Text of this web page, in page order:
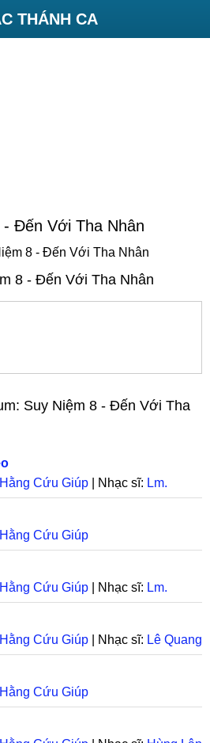
THÁNH CA
- Đến Với Tha Nhân
8 - Đến Với Tha Nhân
8 - Đến Với Tha Nhân
Suy Niệm 8 - Đến Với Tha
Cứu Giúp | Nhạc sĩ: Lm.
Cứu Giúp
Cứu Giúp | Nhạc sĩ: Lm.
Cứu Giúp | Nhạc sĩ: Lê Quang
Cứu Giúp